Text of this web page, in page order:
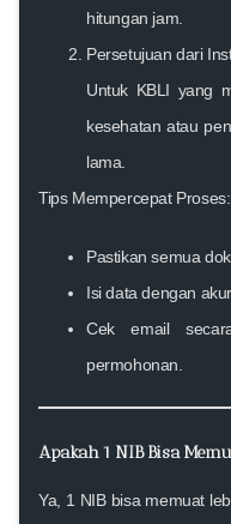
hitungan jam.
Persetujuan dari
Untuk KBLI yang
kesehatan atau
lama.
Tips Mempercepat Proses:
Pastikan semua
Isi data dengan
Cek email
permohonan.
Apakah 1 NIB Bisa
Ya, 1 NIB bisa memuat